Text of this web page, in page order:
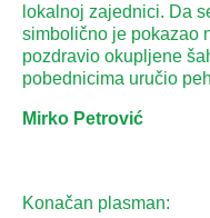
lokalnoj zajednici. Da
simbolično je pokazao
pozdravio okupljene
pobednicima uručio
Mirko Petrović
Konačan plasman: